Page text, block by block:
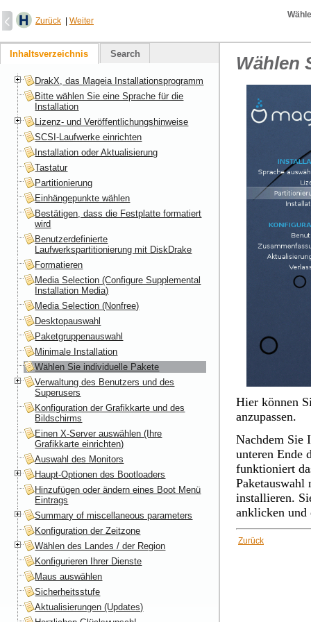
Zurück Weiter
Wählen
Hier können
anzupassen.
Nachdem Sie
unteren Ende
funktioniert
Paketauswahl
installieren.
anklicken und
Zurück
Inhaltsverzeichnis Search
DrakX, das Mageia Installationsprogramm
Bitte wählen Sie eine Sprache für die
Installation
Lizenz- und Veröffentlichungshinweise
SCSI-Laufwerke einrichten
Installation oder Aktualisierung
Tastatur
Partitionierung
Einhängepunkte wählen
Bestätigen, dass die Festplatte formatiert
wird
Benutzerdefinierte
Laufwerkspartitionierung mit DiskDrake
Formatieren
Media Selection (Configure Supplemental
Installation Media)
Media Selection (Nonfree)
Desktopauswahl
Paketgruppenauswahl
Minimale Installation
Wählen Sie individuelle Pakete
Verwaltung des Benutzers und des
Superusers
Konfiguration der Grafikkarte und des
Bildschirms
Einen X-Server auswählen (Ihre
Grafikkarte einrichten)
Auswahl des Monitors
Haupt-Optionen des Bootloaders
Hinzufügen oder ändern eines Boot Menü
Eintrags
Summary of miscellaneous parameters
Konfiguration der Zeitzone
Wählen des Landes / der Region
Konfigurieren Ihrer Dienste
Maus auswählen
Sicherheitsstufe
Aktualisierungen (Updates)